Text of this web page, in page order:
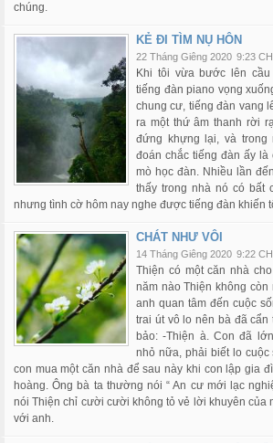
chúng.
KẺ ĐI TÌM NỤ HÔN
22 Tháng Giêng 2020 9:23 CH
Khi tôi vừa bước lên
tiếng đàn piano vọng
chung cư, tiếng đàn vang
ra một thứ âm thanh rời
đứng khựng lại, và trong
đoán chắc tiếng đàn ấy
mò học đàn. Nhiều lần
thấy trong nhà nó có bất
nhưng tình cờ hôm nay nghe được tiếng đàn khiến
CHÁT NHƯ VÔI
14 Tháng Giêng 2020 9:22 CH
Thiện có một căn nhà
năm nào Thiện không
anh quan tâm đến cuộc
trai út vô lo nên bà đã
bảo: -Thiện à. Con đã
nhỏ nữa, phải biết lo
con mua một căn nhà để sau này khi con lập gia
hoàng. Ông bà ta thường nói “ An cư mới lạc
nói Thiện chỉ cười cười không tỏ vẻ lời khuyên của
với anh.